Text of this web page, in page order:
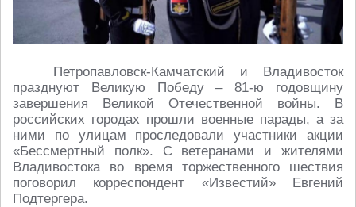
Петропавловск-Камчатский и Владивосток
празднуют Великую Победу – 81-ю годовщину
завершения Великой Отечественной войны. В
российских городах прошли военные парады, а за
ними по улицам проследовали участники акции
«Бессмертный полк». С ветеранами и жителями
Владивостока во время торжественного шествия
поговорил корреспондент «Известий» Евгений
Подтергера.